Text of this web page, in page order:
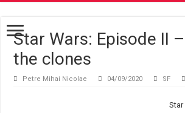
Star Wars: Episode II
the clones
Petre Mihai Nicolae 04/09/2020 SF
Star